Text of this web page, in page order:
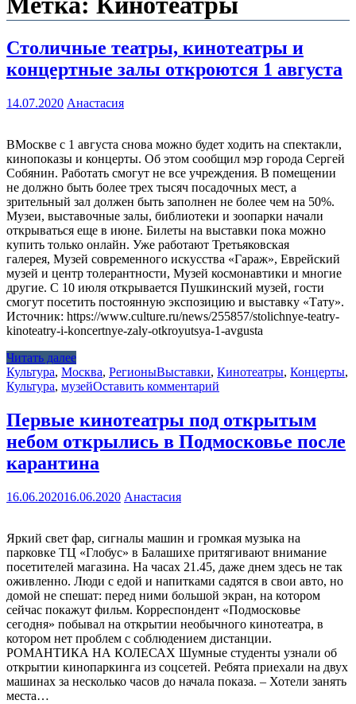
Столичные театры, кинотеатры и
концертные залы откроются 1 августа
14.07.2020 Анастасия
ВМоскве с 1 августа снова можно будет ходить на спектакли,
кинопоказы и концерты. Об этом сообщил мэр города Сергей
Собянин. Работать смогут не все учреждения. В помещении
не должно быть более трех тысяч посадочных мест, а
зрительный зал должен быть заполнен не более чем на 50%.
Музеи, выставочные залы, библиотеки и зоопарки начали
открываться еще в июне. Билеты на выставки пока можно
купить только онлайн. Уже работают Третьяковская
галерея, Музей современного искусства «Гараж», Еврейский
музей и центр толерантности, Музей космонавтики и многие
другие. С 10 июля открывается Пушкинский музей, гости
смогут посетить постоянную экспозицию и выставку «Тату».
Источник: https://www.culture.ru/news/255857/stolichnye-teatry-
kinoteatry-i-koncertnye-zaly-otkroyutsya-1-avgusta
Читать далее
Культура, Москва, РегионыВыставки, Кинотеатры, Концерты,
Культура, музейОставить комментарий
Первые кинотеатры под открытым
небом открылись в Подмосковье после
карантина
16.06.202016.06.2020 Анастасия
Яркий свет фар, сигналы машин и громкая музыка на
парковке ТЦ «Глобус» в Балашихе притягивают внимание
посетителей магазина. На часах 21.45, даже днем здесь не так
оживленно. Люди с едой и напитками садятся в свои авто, но
домой не спешат: перед ними большой экран, на котором
сейчас покажут фильм. Корреспондент «Подмосковье
сегодня» побывал на открытии необычного кинотеатра, в
котором нет проблем с соблюдением дистанции.
РОМАНТИКА НА КОЛЕСАХ Шумные студенты узнали об
открытии кинопаркинга из соцсетей. Ребята приехали на двух
машинах за несколько часов до начала показа. – Хотели занять
места…